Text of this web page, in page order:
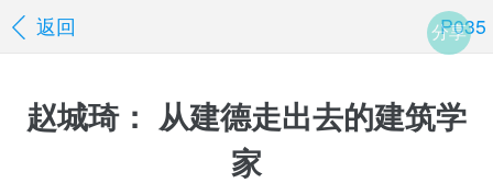
返回 P035
分享
赵城琦： 从建德走出去的建筑学
家